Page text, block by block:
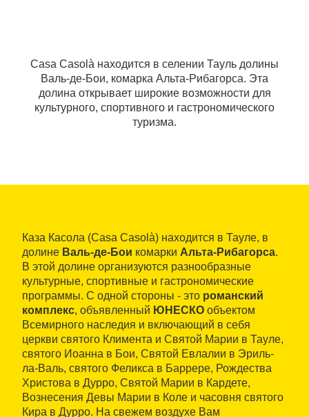
Casa Casolà находится в селении Тауль долины
Валь-де-Бои, комарка Альта-Рибагорса. Эта
долина открывает широкие возможности для
культурного, спортивного и гастрономического
туризма.
Каза Касола (Casa Casolà) находится в Тауле, в
долине Валь-де-Бои комарки Альта-Рибагорса.
В этой долине организуются разнообразные
культурные, спортивные и гастрономические
программы. С одной стороны - это романский
комплекс, объявленный ЮНЕСКО объектом
Всемирного наследия и включающий в себя
церкви святого Климента и Святой Марии в Тауле,
святого Иоанна в Бои, Святой Евлалии в Эриль-
ла-Валь, святого Феликса в Баррере, Рождества
Христова в Дурро, Святой Марии в Кардете,
Вознесения Девы Марии в Коле и часовня святого
Кира в Дурро. На свежем воздухе Вам